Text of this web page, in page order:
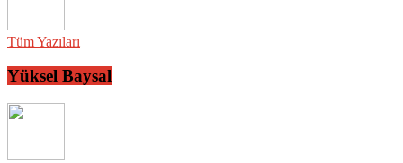
Tüm Yazıları
Yüksel Baysal